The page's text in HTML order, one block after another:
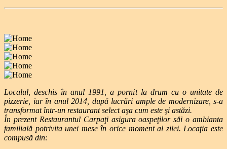
Localul, deschis în anul 1991, a pornit la drum cu o unitate de
pizzerie, iar în anul 2014, după lucrări ample de modernizare, s-a
transformat într-un restaurant select aşa cum este şi astăzi.
În prezent Restaurantul Carpaţi asigura oaspeţilor săi o ambianta
familială potrivita unei mese în orice moment al zilei. Locaţia este
compusă din: